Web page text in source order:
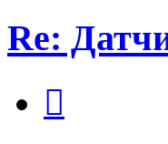
Re: